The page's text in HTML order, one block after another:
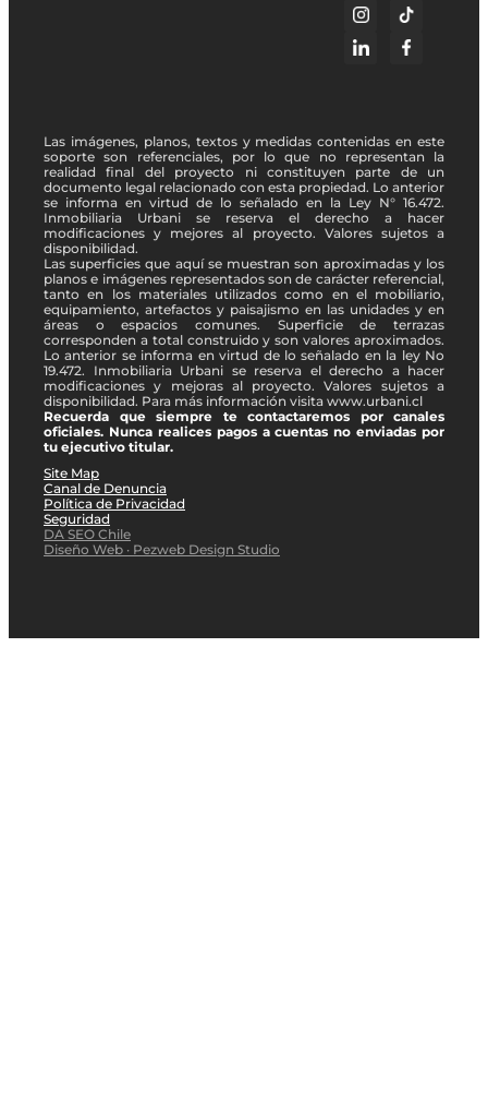
Las imágenes, planos, textos y medidas contenidas en este
soporte son referenciales, por lo que no representan la
realidad final del proyecto ni constituyen parte de un
documento legal relacionado con esta propiedad. Lo anterior
se informa en virtud de lo señalado en la Ley N° 16.472.
Inmobiliaria Urbani se reserva el derecho a hacer
modificaciones y mejores al proyecto. Valores sujetos a
disponibilidad.
Las superficies que aquí se muestran son aproximadas y los
planos e imágenes representados son de carácter referencial,
tanto en los materiales utilizados como en el mobiliario,
equipamiento, artefactos y paisajismo en las unidades y en
áreas o espacios comunes. Superficie de terrazas
corresponden a total construido y son valores aproximados.
Lo anterior se informa en virtud de lo señalado en la ley No
19.472. Inmobiliaria Urbani se reserva el derecho a hacer
modificaciones y mejoras al proyecto. Valores sujetos a
disponibilidad. Para más información visita www.urbani.cl
Recuerda que siempre te contactaremos por canales
oficiales. Nunca realices pagos a cuentas no enviadas por
tu ejecutivo titular.
Site Map
Canal de Denuncia
Política de Privacidad
Seguridad
DA SEO Chile
Diseño Web · Pezweb Design Studio